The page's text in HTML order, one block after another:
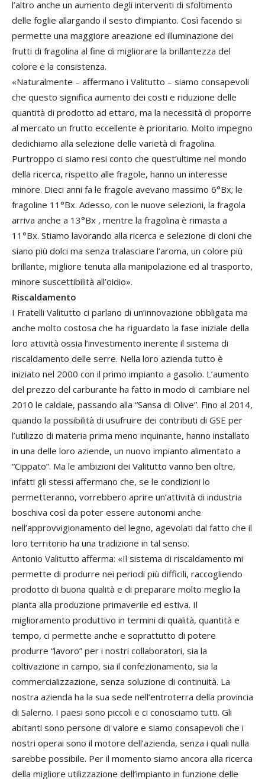
l’altro anche un aumento degli interventi di sfoltimento
delle foglie allargando il sesto d’impianto. Così facendo si
permette una maggiore areazione ed illuminazione dei
frutti di fragolina al fine di migliorare la brillantezza del
colore e la consistenza.
«Naturalmente – affermano i Valitutto – siamo consapevoli
che questo significa aumento dei costi e riduzione delle
quantità di prodotto ad ettaro, ma la necessità di proporre
al mercato un frutto eccellente è prioritario. Molto impegno
dedichiamo alla selezione delle varietà di fragolina.
Purtroppo ci siamo resi conto che quest’ultime nel mondo
della ricerca, rispetto alle fragole, hanno un interesse
minore. Dieci anni fa le fragole avevano massimo 6°Bx; le
fragoline 11°Bx. Adesso, con le nuove selezioni, la fragola
arriva anche a 13°Bx , mentre la fragolina è rimasta a
11°Bx. Stiamo lavorando alla ricerca e selezione di cloni che
siano più dolci ma senza tralasciare l’aroma, un colore più
brillante, migliore tenuta alla manipolazione ed al trasporto,
minore suscettibilità all’oidio».
Riscaldamento
I Fratelli Valitutto ci parlano di un’innovazione obbligata ma
anche molto costosa che ha riguardato la fase iniziale della
loro attività ossia l’investimento inerente il sistema di
riscaldamento delle serre. Nella loro azienda tutto è
iniziato nel 2000 con il primo impianto a gasolio. L’aumento
del prezzo del carburante ha fatto in modo di cambiare nel
2010 le caldaie, passando alla “Sansa di Olive”. Fino al 2014,
quando la possibilità di usufruire dei contributi di GSE per
l’utilizzo di materia prima meno inquinante, hanno installato
in una delle loro aziende, un nuovo impianto alimentato a
“Cippato”. Ma le ambizioni dei Valitutto vanno ben oltre,
infatti gli stessi affermano che, se le condizioni lo
permetteranno, vorrebbero aprire un’attività di industria
boschiva così da poter essere autonomi anche
nell’approvvigionamento del legno, agevolati dal fatto che il
loro territorio ha una tradizione in tal senso.
Antonio Valitutto afferma: «Il sistema di riscaldamento mi
permette di produrre nei periodi più difficili, raccogliendo
prodotto di buona qualità e di preparare molto meglio la
pianta alla produzione primaverile ed estiva. Il
miglioramento produttivo in termini di qualità, quantità e
tempo, ci permette anche e soprattutto di potere
produrre “lavoro” per i nostri collaboratori, sia la
coltivazione in campo, sia il confezionamento, sia la
commercializzazione, senza soluzione di continuità. La
nostra azienda ha la sua sede nell’entroterra della provincia
di Salerno. I paesi sono piccoli e ci conosciamo tutti. Gli
abitanti sono persone di valore e siamo consapevoli che i
nostri operai sono il motore dell’azienda, senza i quali nulla
sarebbe possibile. Per il momento siamo ancora alla ricerca
della migliore utilizzazione dell’impianto in funzione delle